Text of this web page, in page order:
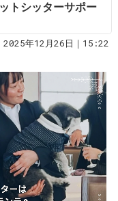
トシッターサポー
2025年12月26日｜15:22